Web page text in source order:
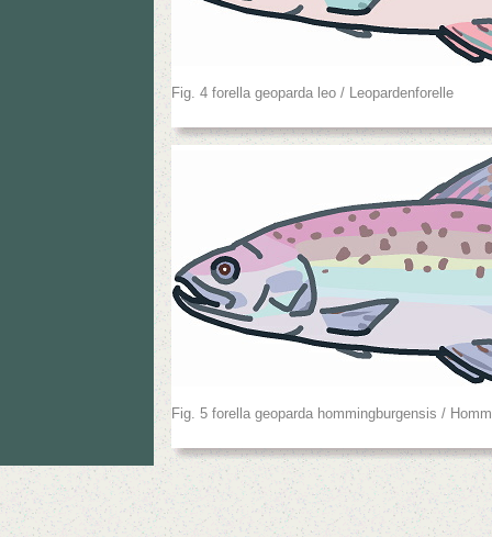
Fig. 4 forella geoparda leo / Leopardenforelle
Fig. 5 forella geoparda hommingburgensis /